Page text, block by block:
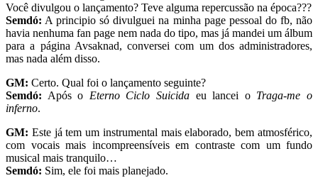
Você divulgou o lançamento? Teve alguma repercussão na época???
Semdó: A principio só divulguei na minha page pessoal do fb, não
havia nenhuma fan page nem nada do tipo, mas já mandei um álbum
para a página Avsaknad, conversei com um dos administradores,
mas nada além disso.
GM: Certo. Qual foi o lançamento seguinte?
Semdó: Após o Eterno Ciclo Suicida eu lancei o Traga-me o
inferno.
GM: Este já tem um instrumental mais elaborado, bem atmosférico,
com vocais mais incompreensíveis em contraste com um fundo
musical mais tranquilo…
Semdó: Sim, ele foi mais planejado.